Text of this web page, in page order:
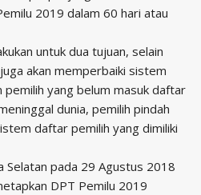
2019 dalam 60 hari atau
untuk dua tujuan, selain
akan memperbaiki sistem
yang belum masuk daftar
dunia, pemilih pindah
daftar pemilih yang dimiliki
Selatan pada 29 Agustus 2018
DPT Pemilu 2019